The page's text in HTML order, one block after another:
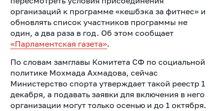
организаций к программе «кешбэка за фитнес» и
обновлять список участников программы не
один, а два раза в год. Об этом сообщает
«Парламентская газета».
По словам замглавы Комитета СФ по социальной
политике Мохмада Ахмадова, сейчас
Министерство спорта утверждает такой реестр 1
декабря, а подавать заявки для включения в него
организации могут только осенью и до 1 октября.